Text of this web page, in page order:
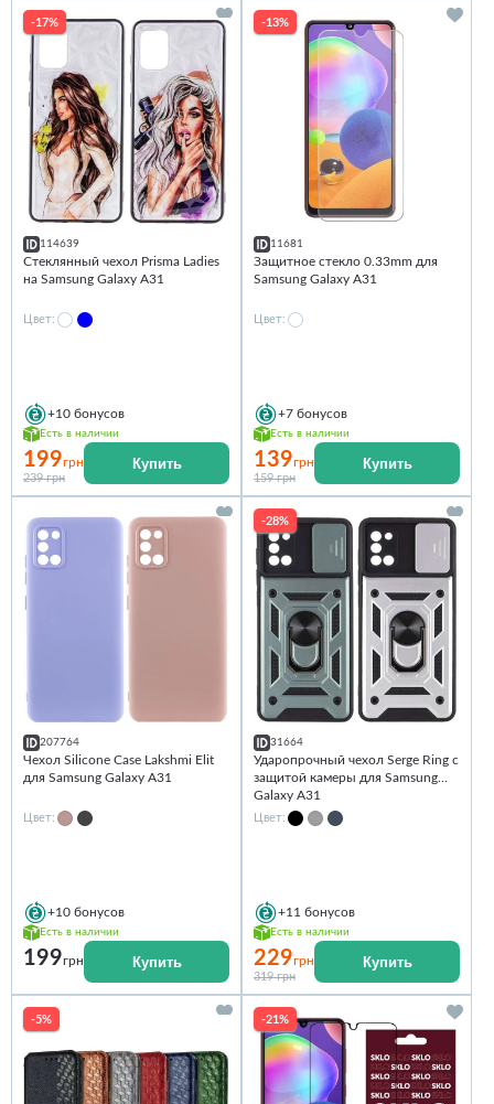
-17%
114639
Стеклянный чехол Prisma Ladies
на Samsung Galaxy A31
Цвет:
+10 бонусов
Есть в наличии
199грн
239 грн
Купить
-13%
11681
Защитное стекло 0.33mm для
Samsung Galaxy A31
Цвет:
+7 бонусов
Есть в наличии
139грн
159 грн
Купить
207764
Чехол Silicone Case Lakshmi Elit
для Samsung Galaxy A31
Цвет:
+10 бонусов
Есть в наличии
199грн Купить
-28%
31664
Ударопрочный чехол Serge Ring с
защитой камеры для Samsung
Galaxy A31
Цвет:
+11 бонусов
Есть в наличии
229грн
319 грн
Купить
-5% -21%